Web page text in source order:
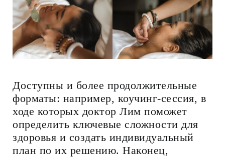
Доступны и более продолжительные
форматы: например, коучинг-сессия, в
ходе которых доктор Лим поможет
определить ключевые сложности для
здоровья и создать индивидуальный
план по их решению. Наконец,